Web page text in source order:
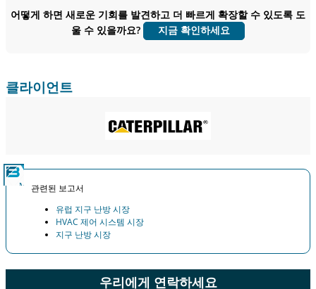
지금 맞춤 설정
어떻게 하면 새로운 기회를 발견하고 더 빠르게 확장할 수 있도록 도
울 수 있을까요?
지금 확인하세요
클라이언트
관련된 보고서
유럽 ​​지구 난방 시장
HVAC 제어 시스템 시장
지구 난방 시장
우리에게 연락하세요